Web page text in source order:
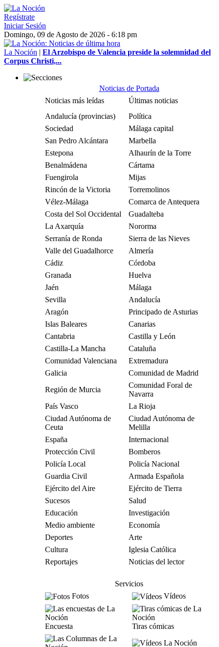
Regístrate
Iniciar Sesión
Domingo, 09 de Agosto de 2026 - 6:18 pm
La Noción | El Arzobispo de Valencia preside la solemnidad del
Corpus Christi,...
Noticias de Portada
Noticias más leídas
Últimas noticias
Andalucía (provincias)
Política
Sociedad
Málaga capital
San Pedro Alcántara
Marbella
Estepona
Alhaurín de la Torre
Benalmádena
Cártama
Fuengirola
Mijas
Rincón de la Victoria
Torremolinos
Vélez-Málaga
Comarca de Antequera
Costa del Sol Occidental
Guadalteba
La Axarquía
Nororma
Serranía de Ronda
Sierra de las Nieves
Valle del Guadalhorce
Almería
Cádiz
Córdoba
Granada
Huelva
Jaén
Málaga
Sevilla
Andalucía
Aragón
Principado de Asturias
Islas Baleares
Canarias
Cantabria
Castilla y León
Castilla-La Mancha
Cataluña
Comunidad Valenciana
Extremadura
Galicia
Comunidad de Madrid
Región de Murcia
Comunidad Foral de
Navarra
País Vasco
La Rioja
Ciudad Autónoma de
Ceuta
Ciudad Autónoma de
Melilla
España
Internacional
Protección Civil
Bomberos
Policía Local
Policía Nacional
Guardia Civil
Armada Española
Ejército del Aire
Ejército de Tierra
Sucesos
Salud
Educación
Investigación
Medio ambiente
Economía
Deportes
Arte
Cultura
Iglesia Católica
Reportajes
Noticias del lector
Servicios
Fotos
Vídeos
Encuesta Tiras cómicas